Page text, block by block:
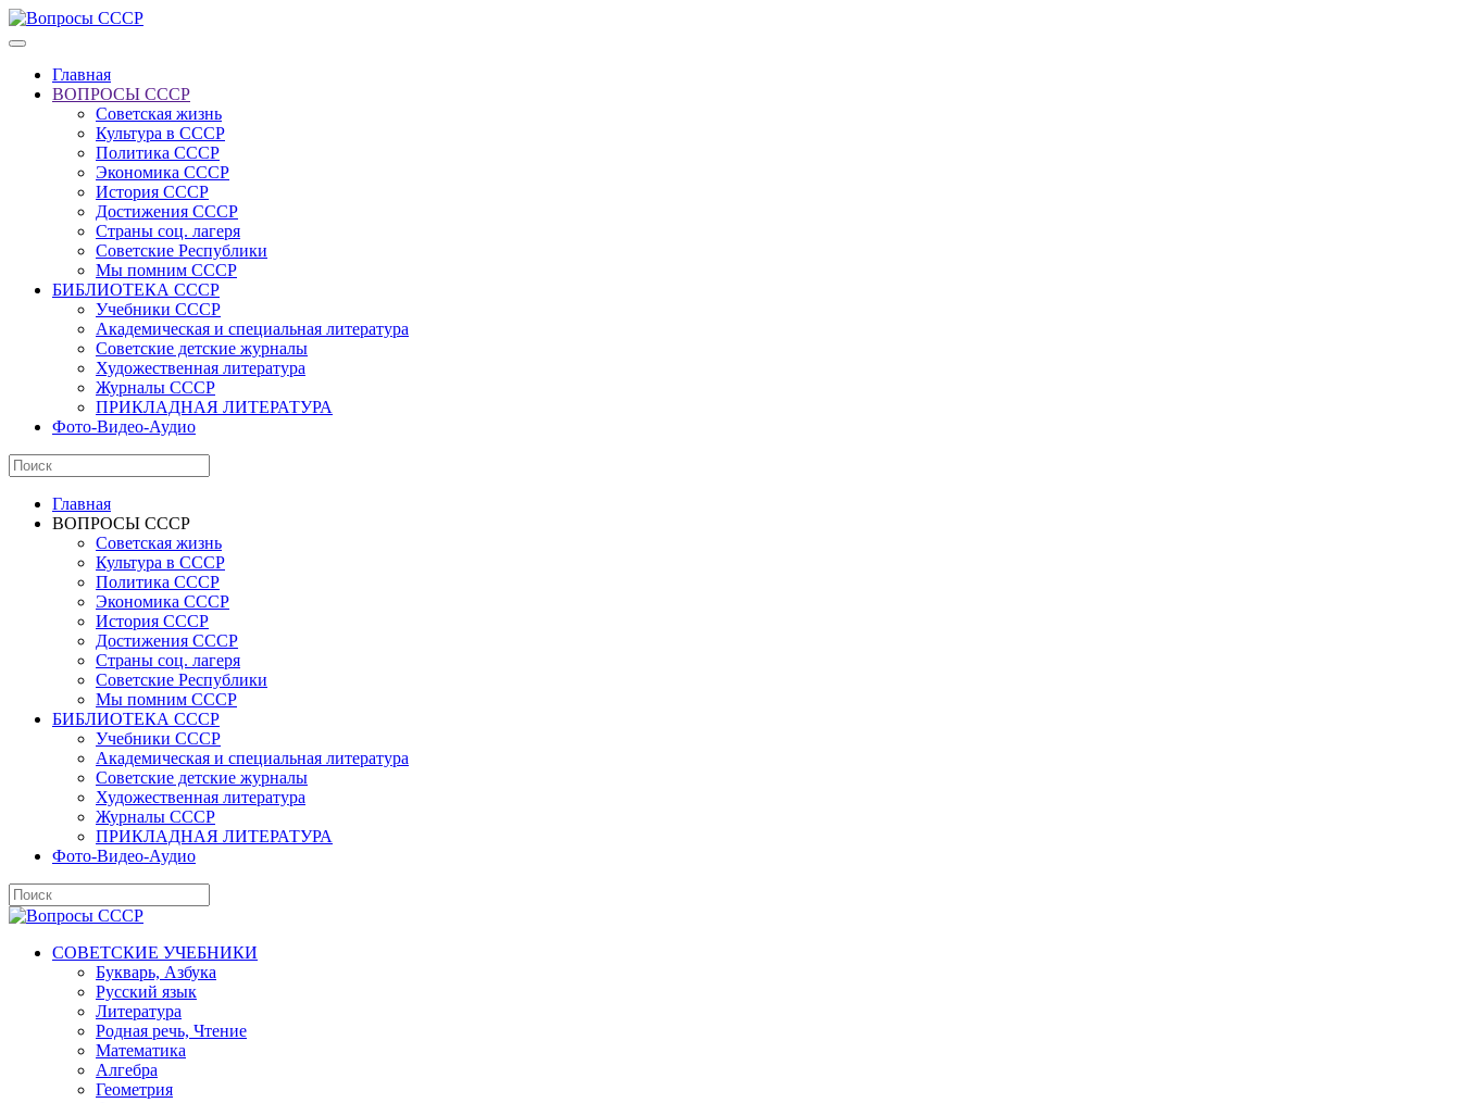
Главная
ВОПРОСЫ СССР
Советская жизнь
Культура в СССР
Политика СССР
Экономика СССР
История СССР
Достижения СССР
Страны соц. лагеря
Советские Республики
Мы помним СССР
БИБЛИОТЕКА СССР
Учебники СССР
Академическая и специальная литература
Советские детские журналы
Художественная литература
Журналы СССР
ПРИКЛАДНАЯ ЛИТЕРАТУРА
Фото-Видео-Аудио
Главная
ВОПРОСЫ СССР
Советская жизнь
Культура в СССР
Политика СССР
Экономика СССР
История СССР
Достижения СССР
Страны соц. лагеря
Советские Республики
Мы помним СССР
БИБЛИОТЕКА СССР
Учебники СССР
Академическая и специальная литература
Советские детские журналы
Художественная литература
Журналы СССР
ПРИКЛАДНАЯ ЛИТЕРАТУРА
Фото-Видео-Аудио
СОВЕТСКИЕ УЧЕБНИКИ
Букварь, Азбука
Русский язык
Литература
Родная речь, Чтение
Математика
Алгебра
Геометрия